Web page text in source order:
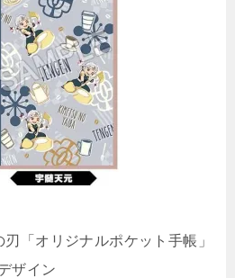
「オリジナルポケット手帳」
ザイン